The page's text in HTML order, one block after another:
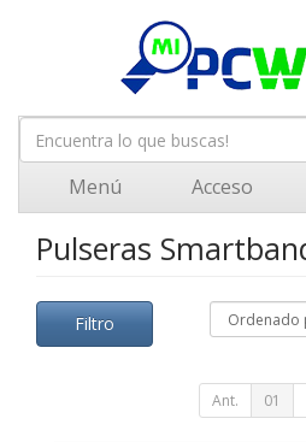
Menú Acceso
Pulseras
Filtro
Ant. 01